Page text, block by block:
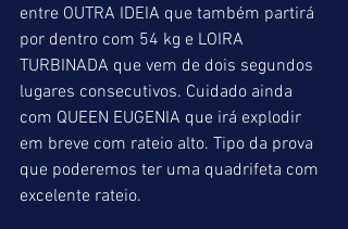
entre OUTRA IDEIA que também partirá
por dentro com 54 kg e LOIRA
TURBINADA que vem de dois segundos
lugares consecutivos. Cuidado ainda
com QUEEN EUGENIA que irá explodir
em breve com rateio alto. Tipo da prova
que poderemos ter uma quadrifeta com
excelente rateio.